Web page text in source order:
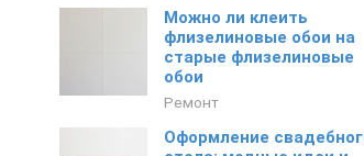
Можно ли клеить
флизелиновые обои на
старые флизелиновые
обои
Ремонт
Оформление